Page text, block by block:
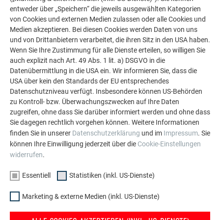
Innenraums und des Gartens geht, braucht es ein gewisses
Budget. Die Materialwahl bei den Oberflächen und die
Verarbeitung dürfen nicht auf „günstig und billig“ fallen, sonst
leidet das gesamte Konzept darunter“, so Blineder. Ein
wesentlicher Faktor ist ihm in dieser Rechnung auch die
Umwegrentabilität der PREFA Produkte.„PREFA gibt
40 Jahre Garantie
auf die Produkte“, sagt Reinhard Stadler von der Firma
Stadler, der schon wegen der Langlebigkeit des Materials
bevorzugt mit PREFA arbeitet. In die exakte Montage und
Verarbeitung der Sidings hat die Firma Stadler aber dennoch
nicht über Gebühr Zeit investieren müssen. „Die mit 1,0 mm
geringe Materialstärke, das leichte Gewicht der
Geschmeidigkeit des Materials erleichtern die
rasches Arbeiten möglich“, so die Firma Stadler.
entweder über „Speichern“ die jeweils ausgewählten Kategorien
von Cookies und externen Medien zulassen oder alle Cookies und
Medien akzeptieren. Bei diesen Cookies werden Daten von uns
und von Drittanbietern verarbeitet, die ihren Sitz in den USA haben.
Wenn Sie Ihre Zustimmung für alle Dienste erteilen, so willigen Sie
auch explizit nach Art. 49 Abs. 1 lit. a) DSGVO in die
Datenübermittlung in die USA ein. Wir informieren Sie, dass die
USA über kein den Standards der EU entsprechendes
Datenschutzniveau verfügt. Insbesondere können US-Behörden
zu Kontroll- bzw. Überwachungszwecken auf Ihre Daten
zugreifen, ohne dass Sie darüber informiert werden und ohne dass
Sie dagegen rechtlich vorgehen können. Weitere Informationen
finden Sie in unserer Datenschutzerklärung und im Impressum. Sie
können Ihre Einwilligung jederzeit über die Cookie-Einstellungen
widerrufen.
Essentiell Statistiken (inkl. US-Dienste)
Marketing & externe Medien (inkl. US-Dienste)